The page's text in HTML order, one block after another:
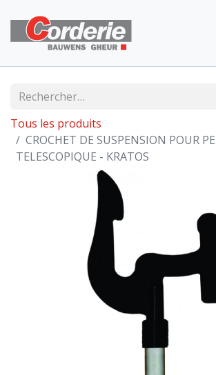
Tous les produits
CROCHET DE SUSPENSION POUR
TELESCOPIQUE - KRATOS